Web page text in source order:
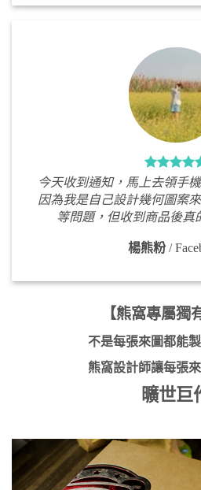
今天收到通知，馬上去領手
因為我是自己設計幾何圖案
等問題，但收到商品後
楊熊粉 /
【熊窩專屬獨
不是每張來圖都能
熊窩設計師讓每張
曠世巨